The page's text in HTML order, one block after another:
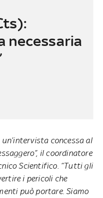
necessaria
concessa al
il coordinatore
Scientifico. “Tutti gli
i pericoli che
può portare. Siamo